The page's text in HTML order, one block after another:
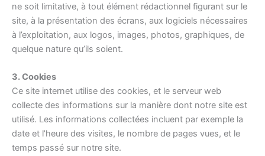
ne soit limitative, à tout élément rédactionnel figurant sur le
site, à la présentation des écrans, aux logiciels nécessaires
à l’exploitation, aux logos, images, photos, graphiques, de
quelque nature qu’ils soient.
3. Cookies
Ce site internet utilise des cookies, et le serveur web
collecte des informations sur la manière dont notre site est
utilisé. Les informations collectées incluent par exemple la
date et l’heure des visites, le nombre de pages vues, et le
temps passé sur notre site.